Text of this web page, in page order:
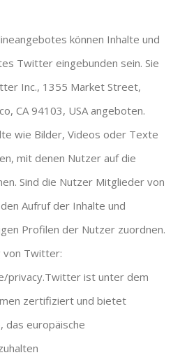
können Inhalte und
Twitter eingebunden sein. Sie
Inc., 1355 Market Street,
CA 94103, USA angeboten.
wie Bilder, Videos oder Texte
mit denen Nutzer auf die
Sind die Nutzer Mitglieder von
Aufruf der Inhalte und
Profilen der Nutzer zuordnen.
von Twitter:
ist unter dem
zertifiziert und bietet
das europäische